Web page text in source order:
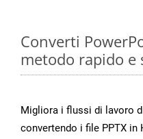
Converti
metodo rapido e
Migliora i flussi di lavoro
convertendo i file PPTX in